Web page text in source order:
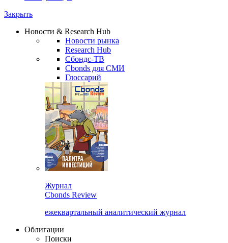
Watchlist
Сбондс Люди
Новости & Research Hub
Новости рынка
Research Hub
Сбондс-ТВ
Cbonds для СМИ
Глоссарий
Cbonds Review